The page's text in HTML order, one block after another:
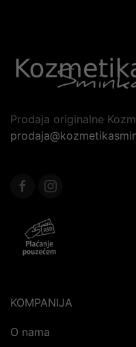
Prodaja originalne
KOMPANIJA
O nama